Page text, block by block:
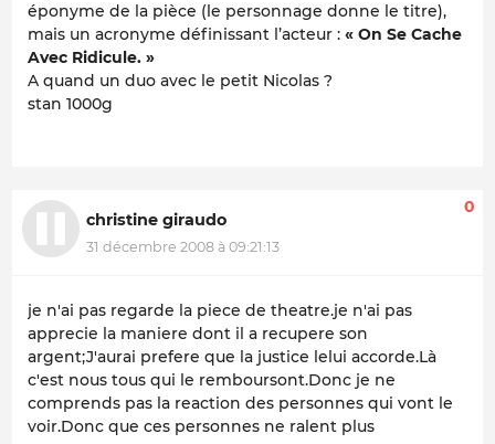
éponyme de la pièce (le personnage donne le titre),
mais un acronyme définissant l’acteur : « On Se Cache
Avec Ridicule. »
A quand un duo avec le petit Nicolas ?
stan 1000g
christine giraudo
31 décembre 2008 à 09:21:13
0
je n'ai pas regarde la piece de theatre.je n'ai pas
apprecie la maniere dont il a recupere son
argent;J'aurai prefere que la justice lelui accorde.Là
c'est nous tous qui le remboursont.Donc je ne
comprends pas la reaction des personnes qui vont le
voir.Donc que ces personnes ne ralent plus